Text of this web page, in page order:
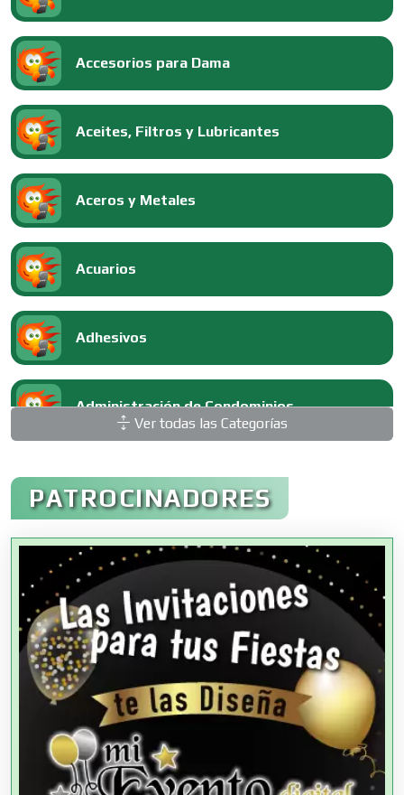
Accesorios para Dama
Aceites, Filtros y Lubricantes
Aceros y Metales
Acuarios
Adhesivos
Administración de Condominios
Administración de Empresas
Agencias Aduanales
Agencias de Autos
Agencias de Cobranza
Agencias de Colocación
Ver todas las Categorías
PATROCINADORES